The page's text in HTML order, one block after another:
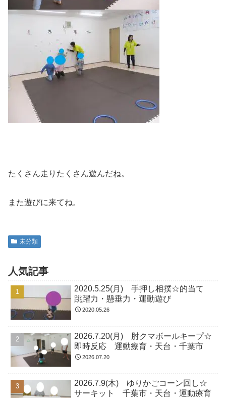
たくさん走りたくさん遊んだね。
また遊びに来てね。
未分類
人気記事
2020.5.25(月) 手押し相撲☆的当て
跳躍力・懸垂力・運動遊び
2020.05.26
2026.7.20(月) 肘クマボールキープ☆
即時反応 運動療育・天台・千葉市
2026.07.20
2026.7.9(木) ゆりかごコーン回し☆
サーキット 千葉市・天台・運動療育